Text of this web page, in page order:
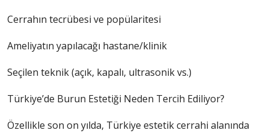
Cerrahın tecrübesi ve popülaritesi
Ameliyatın yapılacağı hastane/klinik
Seçilen teknik (açık, kapalı, ultrasonik vs.)
Türkiye’de Burun Estetiği Neden Tercih Ediliyor?
Özellikle son on yılda, Türkiye estetik cerrahi alanında